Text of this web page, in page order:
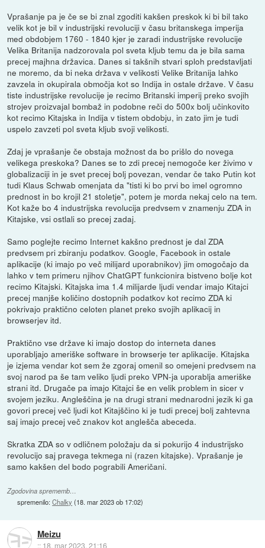
Vprašanje pa je če se bi znal zgoditi kakšen preskok ki bi bil tako
velik kot je bil v industrijski revoluciji v času britanskega imperija
med obdobjem 1760 - 1840 kjer je zaradi industrijske revolucije
Velika Britanija nadzorovala pol sveta kljub temu da je bila sama
precej majhna državica. Danes si takšnih stvari sploh predstavljati
ne moremo, da bi neka država v velikosti Velike Britanija lahko
zavzela in okupirala območja kot so Indija in ostale države. V času
tiste industrijske revolucije je recimo Britanski imperij preko svojih
strojev proizvajal bombaž in podobne reči do 500x bolj učinkovito
kot recimo Kitajska in Indija v tistem obdobju, in zato jim je tudi
uspelo zavzeti pol sveta kljub svoji velikosti.
Zdaj je vprašanje če obstaja možnost da bo prišlo do novega
velikega preskoka? Danes se to zdi precej nemogoče ker živimo v
globalizaciji in je svet precej bolj povezan, vendar če tako Putin kot
tudi Klaus Schwab omenjata da "tisti ki bo prvi bo imel ogromno
prednost in bo krojil 21 stoletje", potem je morda nekaj celo na tem.
Kot kaže bo 4 industrijska revolucija predvsem v znamenju ZDA in
Kitajske, vsi ostlali so precej zadaj.
Samo poglejte recimo Internet kakšno prednost je dal ZDA
predvsem pri zbiranju podatkov. Google, Facebook in ostale
aplikacije (ki imajo po več milijard uporabnikov) jim omogočajo da
lahko v tem primeru njihov ChatGPT funkcionira bistveno bolje kot
recimo Kitajski. Kitajska ima 1.4 milijarde ljudi vendar imajo Kitajci
precej manjše količino dostopnih podatkov kot recimo ZDA ki
pokrivajo praktično celoten planet preko svojih aplikacij in
browserjev itd.
Praktično vse države ki imajo dostop do interneta danes
uporabljajo ameriške software in browserje ter aplikacije. Kitajska
je izjema vendar kot sem že zgoraj omenil so omejeni predvsem na
svoj narod pa še tam veliko ljudi preko VPN-ja uporablja ameriške
strani itd. Drugače pa imajo Kitajci še en velik problem in sicer v
svojem jeziku. Angleščina je na drugi strani mednarodni jezik ki ga
govori precej več ljudi kot Kitajščino ki je tudi precej bolj zahtevna
saj imajo precej več znakov kot anglešča abeceda.
Skratka ZDA so v odličnem položaju da si pokurijo 4 industrijsko
revolucijo saj pravega tekmega ni (razen kitajske). Vprašanje je
samo kakšen del bodo pograbili Američani.
Zgodovina sprememb…
spremenilo:Chalky (18. mar 2023 ob 17:02)
Meizu
:: 18. mar 2023, 21:16